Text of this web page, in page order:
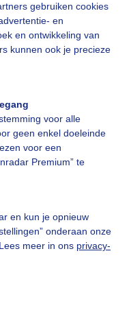
gebruiken cookies
en
en ontwikkeling van
kunnen ook je precieze
voor alle
geen enkel doeleinde
voor een
Premium” te
en kun je opnieuw
onderaan onze
meer in ons privacy-